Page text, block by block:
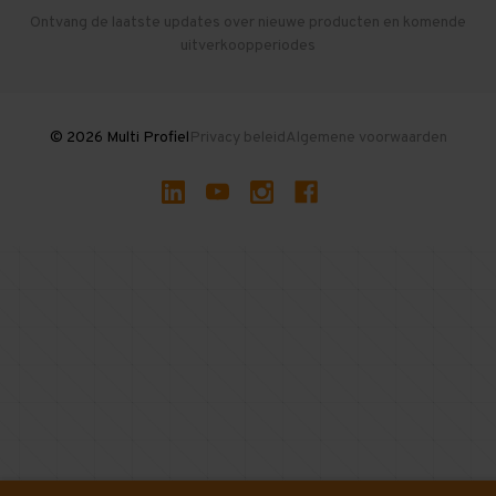
Gebruikte entresolvloeren
Ontvang de laatste updates over nieuwe producten en komende
uitverkoopperiodes
© 2026 Multi ProfielPrivacy beleidAlgemene voorwaarden